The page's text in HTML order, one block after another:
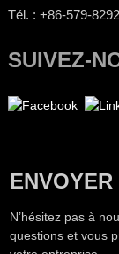
Tél. : +86-579-
SUIVEZ-
N’hésitez pas à
questions et vous